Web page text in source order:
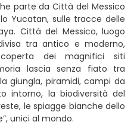
parte da Città del Messico
Yucatan, sulle tracce delle
Città del Messico, luogo
tra antico e moderno,
dei magnifici siti
lascia senza fiato tra
giungla, piramidi, campi da
intorno, la biodiversità del
le spiagge bianche dello
unici al mondo.